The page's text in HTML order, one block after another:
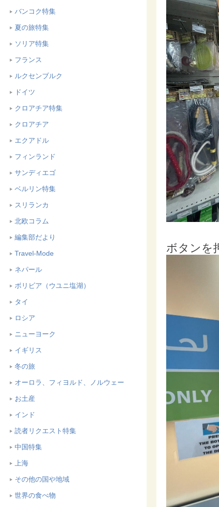
バンコク特集
夏の旅特集
ソリア特集
フランス
ルクセンブルク
ドイツ
クロアチア特集
クロアチア
エクアドル
フィンランド
サンディエゴ
ベルリン特集
スリランカ
北欧コラム
編集部だより
Travel-Mode
ネパール
ボリビア（ウユニ塩湖）
タイ
ロシア
ニューヨーク
イギリス
冬の旅
オーロラ、フィヨルド、ノルウェー
お土産
インド
読者リクエスト特集
中国特集
上海
その他の国や地域
世界の食べ物
ボタンを